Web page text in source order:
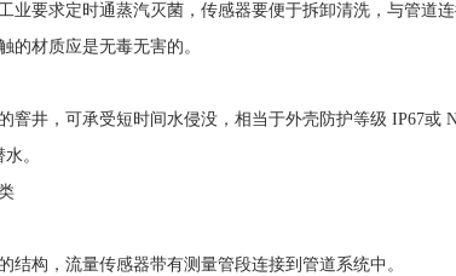
业要求定时通蒸汽灭菌，传感器要便于拆卸清洗，与管道
的材质应是无毒无害的。
窨井，可承受短时间水侵没，相当于外壳防护等级 IP67或
。
结构，流量传感器带有测量管段连接到管道系统中。